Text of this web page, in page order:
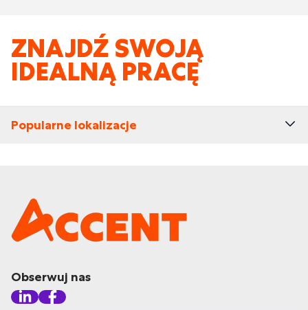
ZNAJDŹ SWOJĄ
IDEALNĄ PRACĘ
Popularne lokalizacje
Obserwuj nas